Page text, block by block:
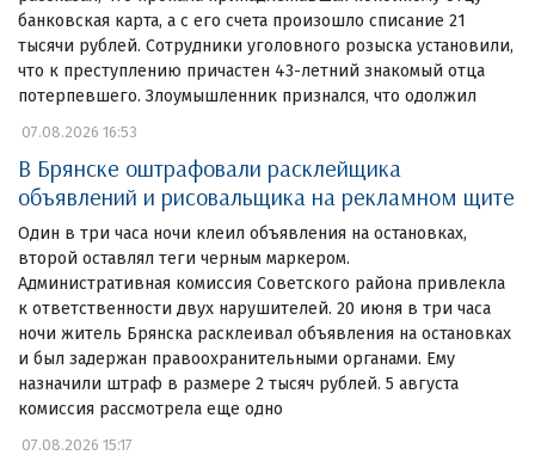
банковская карта, а с его счета произошло списание 21
тысячи рублей. Сотрудники уголовного розыска установили,
что к преступлению причастен 43-летний знакомый отца
потерпевшего. Злоумышленник признался, что одолжил
07.08.2026 16:53
В Брянске оштрафовали расклейщика
объявлений и рисовальщика на рекламном щите
Один в три часа ночи клеил объявления на остановках,
второй оставлял теги черным маркером.
Административная комиссия Советского района привлекла
к ответственности двух нарушителей. 20 июня в три часа
ночи житель Брянска расклеивал объявления на остановках
и был задержан правоохранительными органами. Ему
назначили штраф в размере 2 тысяч рублей. 5 августа
комиссия рассмотрела еще одно
07.08.2026 15:17